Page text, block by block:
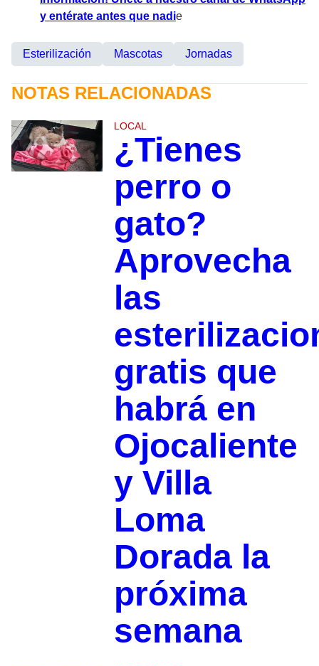
y entérate antes que nadie
Esterilización Mascotas Jornadas
NOTAS RELACIONADAS
LOCAL
¿Tienes
perro o
gato?
Aprovecha
las
gratis que
habrá en
Ojocaliente
y Villa
Loma
Dorada la
próxima
semana